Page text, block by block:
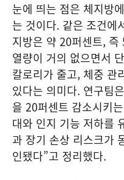
눈에 띄는 점은 체지방
는 것이다. 같은 조건에
지방은 약 20퍼센트,
열량이 거의 없으면서
칼로리가 줄고, 체중 관
있다는 의미다. 연구팀
을 20퍼센트 감소시키
대와 인지 기능 저하를
과 장기 손상 리스크가
인됐다”고 정리했다.